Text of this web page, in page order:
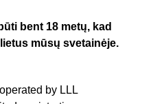
bent 18 metų, kad
mūsų svetainėje.
by LLL